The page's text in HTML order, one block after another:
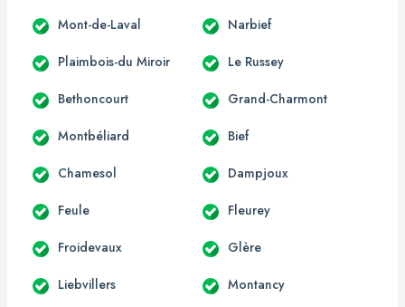
Mont-de-Laval Narbief
Plaimbois-du Miroir Le Russey
Bethoncourt Grand-Charmont
Montbéliard Bief
Chamesol Dampjoux
Feule Fleurey
Froidevaux Glère
Liebvillers Montancy